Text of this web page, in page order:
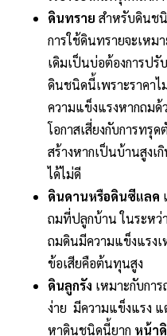
ดินทราย สำหรับดินช
การใช้ดินทรายจะเห
เดิมเป็นบ่อต้องการปรั
ดินชนิดนี้เพราะราคา
ความแข็งแรงหากถมด้
โอกาสเสี่ยงกับการทรุ
สร้างหากเป็นบ้านสูงเ
ได้ไม่ดี
ดินดานหรือดินซีแลค
ถมที่ปลูกบ้าน ในระหว่
ถมดินมีความแข็งแรง
ข้อเสียคือต้นทุนสูง
ดินลูกรัง เหมาะกับกา
ง่าย มีความแข็งแรง
หาดินชนิดนี้ยาก หน้า